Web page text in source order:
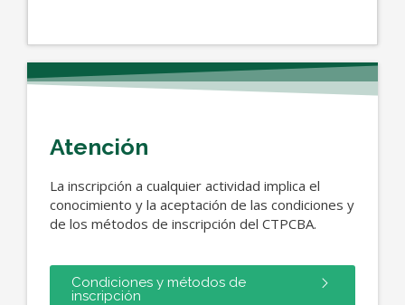
Atención
La inscripción a cualquier actividad implica el
conocimiento y la aceptación de las condiciones y
de los métodos de inscripción del CTPCBA.
Condiciones y métodos de
inscripción